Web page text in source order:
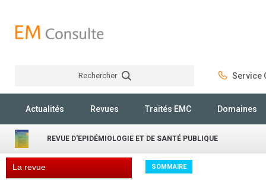
Rechercher Service
Actualités Revues Traités EMC Domaines
REVUE D'EPIDÉMIOLOGIE ET DE SANTÉ PUBLIQUE
La revue SOMMAIRE